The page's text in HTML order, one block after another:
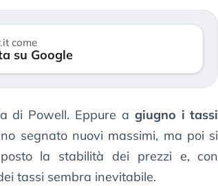
come
su Google
di Powell. Eppure a giugno i tassi
segnato nuovi massimi, ma poi si
la stabilità dei prezzi e, con
tassi sembra inevitabile.
Kospi, mentre gli investitori retail (…)
30 luglio 2026